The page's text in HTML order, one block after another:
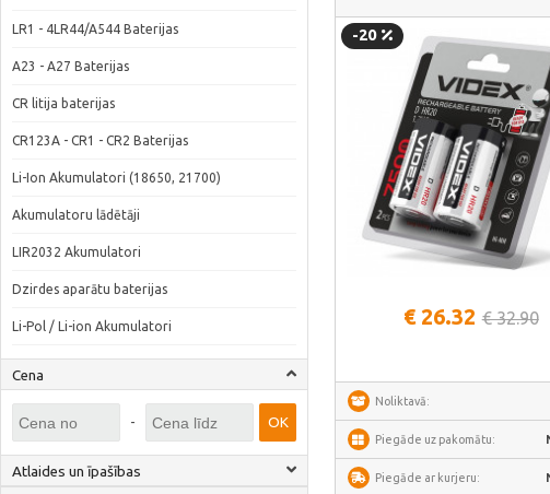
LR1 - 4LR44/A544 Baterijas
A23 - A27 Baterijas
CR litija baterijas
CR123A - CR1 - CR2 Baterijas
Li-Ion Akumulatori (18650, 21700)
Akumulatoru lādētāji
LIR2032 Akumulatori
Dzirdes aparātu baterijas
Li-Pol / Li-ion Akumulatori
Cena
- OK
Atlaides un īpašības
-20
€ 26.32 € 32.90
Noliktavā:
Piegāde uz pakomātu:
Piegāde ar kurjeru: